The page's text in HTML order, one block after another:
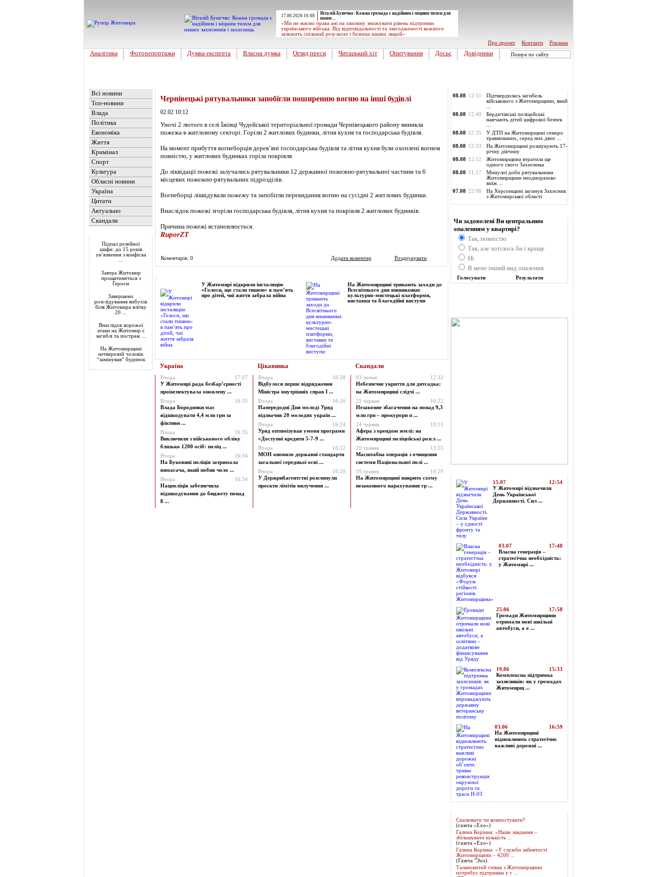
17.06.2026 16:08
Віталій Бунечко: Кожна громада є надійним і міцним тилом для
наши ...
«Ми не маємо права ані на хвилину знижувати рівень підтримки
українського війська. Від відповідальності та злагодженості кожного
залежить спільний результат і безпека наших людей»
Про проект
Контакти Реклама
Аналітика Фоторепортажи Думка експерта Власна думка Огляд преси Читацький хіт Опитування Досьє Довідники
Всі новини
Топ-новини
Влада
Політика
Економіка
Життя
Кримінал
Спорт
Культура
Обласні новини
Україна
Цитати
Актуально
Скандали
Підпал релейної
шафи: до 15 років
ув’язнення з конфіска
Завтра Житомир
прощатиметься з
Героєм
Завершено
розслідування вибухів
біля Житомира влітку
20 ...
Внаслідок ворожої
атаки на Житомир є
загиблі та постраж ...
На Житомирщині
нетверезий чоловік
“замінував” будинок
Чернівецькі рятувальники запобігли поширенню вогню на інші будівлі
02.02 10:12
Уночі 2 лютого в селі Їжівці Чудейської територіальної громади Чернівецького району виникла
пожежа в житловому секторі. Горіли 2 житлових будинки, літня кухня та господарська будівля.
На момент прибуття вогнеборців дерев’яні господарська будівля та літня кухня були охоплені вогнем
повністю, у житлових будинках горіла покрівля.
До ліквідації пожежі залучались рятувальники 12 державної пожежно-рятувальної частини та 6
місцевих пожежно-рятувальних підрозділів.
Вогнеборці ліквідували пожежу та запобігли перекидання вогню на сусідні 2 житлових будинки.
Внаслідок пожежі згоріли господарська будівля, літня кухня та покрівля 2 житлових будинків.
Причина пожежі встановлюється.
RuporZT
Коментарів: 0 Додати коментар Роздрукувати
У Житомирі відкрили інсталяцію
«Голоси, що стали тишею» в пам’ять
про дітей, чиї життя забрала війна
На Житомирщині тривають заходи до
Всесвітнього дня вишиванки:
культурно-мистецькі платформи,
виставки та благодійні виступи
Україна Цікавинка Скандали
Вчора
17:07
У Житомирі рада безбар’єрності
проінспектувала оновлену ...
Вчора
16:35
Влада Бородянки має
відшкодувати 4,4 млн грн за
фіктивн ...
Вчора
16:35
Виключили з військового обліку
близько 1200 осіб: поліц ...
Вчора
16:34
На Буковині поліція затримала
вимагача, який побив чоло ...
Вчора
16:34
Нацполіція забезпечила
відшкодування до бюджету понад
8 ...
Вчора
16:28
Відбулося перше відрядження
Міністра внутрішніх справ І ...
Вчора
16:26
Напередодні Дня молоді Уряд
відзначив 20 молодих україн ...
Вчора
16:24
Уряд оптимізував умови програми
«Доступні кредити 5-7-9 ...
Вчора
16:22
МОН оновило державні стандарти
загальної середньої осві ...
Вчора
16:20
У Держрибагентстві розглянули
проєкти лімітів вилучення ...
03 липня
12:32
Небезпечне укриття для дитсадка:
на Житомирщині слідчі ...
25 червня
16:22
Незаконне збагачення на понад 9,3
млн грн – прокурори п ...
24 червня
19:11
Афера з орендою землі: на
Житомирщині поліцейські розсл ...
20 травня
13:55
Масштабна операція з очищення
системи Національної полі ...
19 травня
10:29
На Житомирщині викрито схему
незаконного нарахування гр ...
08.08 12:51
Підтвердилась загибель
військового з Житомирщини, який
08.08 12:49
Бердичівські поліцейські
навчають дітей цифрової безпек
08.08 12:35
У ДТП на Житомирщині семеро
травмованих, серед них двоє ...
08.08 12:33
На Житомирщині розшукують 17-
річну дівчину
08.08 12:12
Житомирщина втратила ще
одного свого Захисника
08.08 11:17
Минулої доби рятувальники
Житомирщини неодноразово
виїж ...
07.08 22:08
На Херсонщині загинув Захисник
з Житомирської області
Чи задоволені Ви центральним
опаленням у квартирі?
Так, повністю
Так, але хотілось би і краще
Ні
В мене інший вид опалення
15.07
12:54
У Житомирі відзначили
День Української
Державності. Сил ...
03.07
17:48
Власна генерація –
стратегічна необхідність:
у Житомирі ...
25.06
17:58
Громади Житомирщини
отримали нові шкільні
автобуси, а о ...
19.06
15:33
Комплексна підтримка
захисників: як у громадах
Житомирщ ...
03.06
16:59
На Житомирщині
відновлюють стратегічно
важливі дорожні ...
Спалювати чи компостувати?
(газета «Ехо»)
Галина Корінна: «Наше завдання –
збільшувати кількість ...
(газета «Ехо»)
Галина Корінна: «У служби зайнятості
Житомирщини – 4200 ...
(Газета "Эхо)
Талановитий співак з Житомирщини
потребує підтримки у г ...